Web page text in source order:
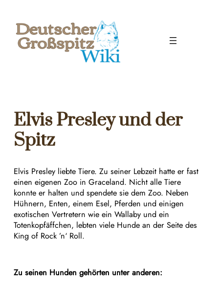
springen
Elvis Presley und der
Spitz
Elvis Presley liebte Tiere. Zu seiner Lebzeit hatte er fast
einen eigenen Zoo in Graceland. Nicht alle Tiere
konnte er halten und spendete sie dem Zoo. Neben
Hühnern, Enten, einem Esel, Pferden und einigen
exotischen Vertretern wie ein Wallaby und ein
Totenkopfäffchen, lebten viele Hunde an der Seite des
King of Rock ’n‘ Roll.
Zu seinen Hunden gehörten unter anderen: